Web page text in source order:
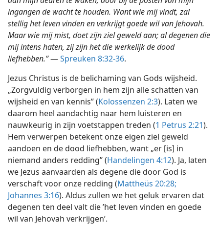
ingangen de wacht te houden. Want wie mij vindt, zal
stellig het leven vinden en verkrijgt goede wil van Jehovah.
Maar wie mij mist, doet zijn ziel geweld aan; al degenen die
mij intens haten, zij zijn het die werkelijk de dood
liefhebben.”—Spreuken 8:32-36.
Jezus Christus is de belichaming van Gods wijsheid.
„Zorgvuldig verborgen in hem zijn alle schatten van
wijsheid en van kennis” (Kolossenzen 2:3). Laten we
daarom heel aandachtig naar hem luisteren en
nauwkeurig in zijn voetstappen treden (1 Petrus 2:21).
Hem verwerpen betekent onze eigen ziel geweld
aandoen en de dood liefhebben, want „er [is] in
niemand anders redding” (Handelingen 4:12). Ja, laten
we Jezus aanvaarden als degene die door God is
verschaft voor onze redding (Mattheüs 20:28;
Johannes 3:16). Aldus zullen we het geluk ervaren dat
degenen ten deel valt die ’het leven vinden en goede
wil van Jehovah verkrijgen’.